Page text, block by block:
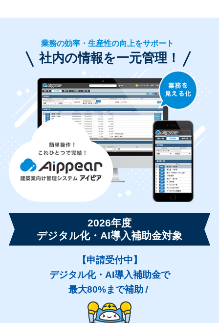
業務の効率・生産性の向上をサポート
社内の情報を一元管理！
2026年度
デジタル化・AI導入補助金対象
【申請受付中】
デジタル化・AI導入補助金で
最大80%まで補助！